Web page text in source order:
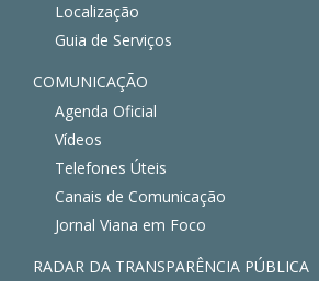
Localização
Guia de Serviços
COMUNICAÇÃO
Agenda Oficial
Vídeos
Telefones Úteis
Canais de Comunicação
Jornal Viana em Foco
RADAR DA TRANSPARÊNCIA PÚBLICA